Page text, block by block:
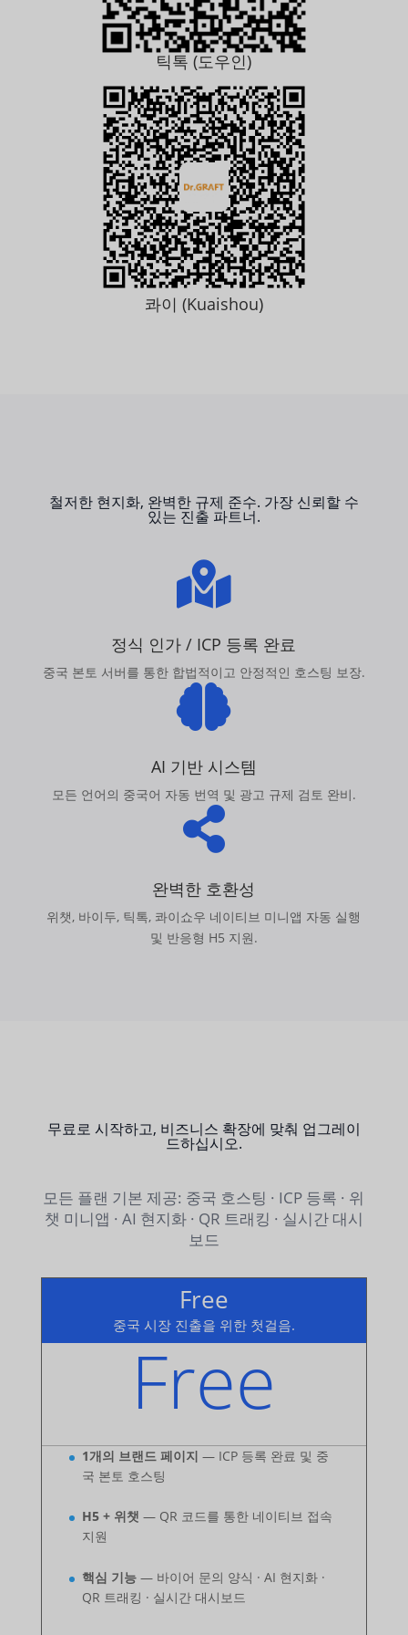
틱톡 (도우인)
콰이 (Kuaishou)
철저한 현지화, 완벽한 규제 준수. 가장 신뢰할 수
있는 진출 파트너.

정식 인가 / ICP 등록 완료
중국 본토 서버를 통한 합법적이고 안정적인 호스팅 보장.

AI 기반 시스템
모든 언어의 중국어 자동 번역 및 광고 규제 검토 완비.

완벽한 호환성
위챗, 바이두, 틱톡, 콰이쇼우 네이티브 미니앱 자동 실행
및 반응형 H5 지원.
무료로 시작하고, 비즈니스 확장에 맞춰 업그레이
드하십시오.
모든 플랜 기본 제공: 중국 호스팅 · ICP 등록 · 위
챗 미니앱 · AI 현지화 · QR 트래킹 · 실시간 대시
보드
Free
중국 시장 진출을 위한 첫걸음.
Free
1개의 브랜드 페이지 — ICP 등록 완료 및 중
국 본토 호스팅
H5 + 위챗 — QR 코드를 통한 네이티브 접속
지원
핵심 기능— 바이어 문의 양식 · AI 현지화 ·
QR 트래킹 · 실시간 대시보드